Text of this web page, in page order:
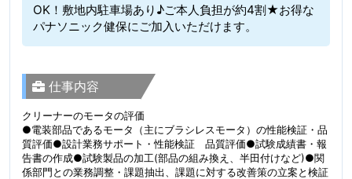
OK！敷地内駐車場あり♪ご本人負担が約4割★お得な
パナソニック健保にご加入いただけます。
仕事内容
クリーナーのモータの評価
●電装部品であるモータ（主にブラシレスモータ）の性能検証・品
質評価●設計業務サポート・性能検証 品質評価●試験成績書・報
告書の作成●試験製品の加工(部品の組み換え、半田付けなど)●関
係部門との業務調整・課題抽出、課題に対する改善策の立案と検証